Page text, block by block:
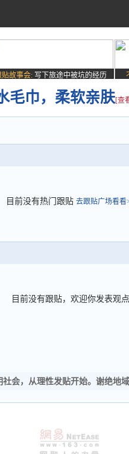
贴故事会: 写下旅途中被坑的经历
毛巾，柔软亲肤[查
目前没有热门跟贴 去跟贴广场看看
目前没有跟贴，欢迎你发表观点
社会，从理性发贴开始。谢绝地